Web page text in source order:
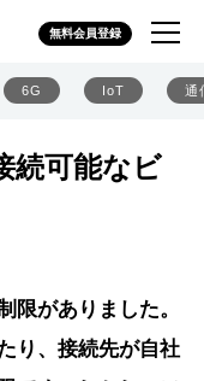
無料会員登録
6G IoT 通
続可能なビ
限がありました。
り、接続先が自社